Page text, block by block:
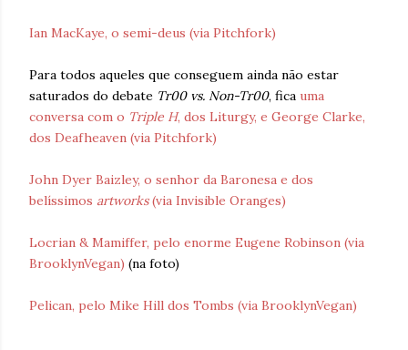
Ian MacKaye, o semi-deus (via Pitchfork)
Para todos aqueles que conseguem ainda não estar
saturados do debate Tr00 vs. Non-Tr00, fica uma
conversa com o Triple H, dos Liturgy, e George Clarke,
dos Deafheaven (via Pitchfork)
John Dyer Baizley, o senhor da Baronesa e dos
belíssimos artworks(via Invisible Oranges)
Locrian & Mamiffer, pelo enorme Eugene Robinson (via
BrooklynVegan) (na foto)
Pelican, pelo Mike Hill dos Tombs (via BrooklynVegan)